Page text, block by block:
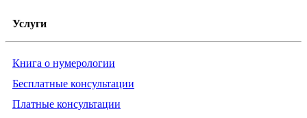
Услуги
Книга о нумерологии
Бесплатные консультации
Платные консультации